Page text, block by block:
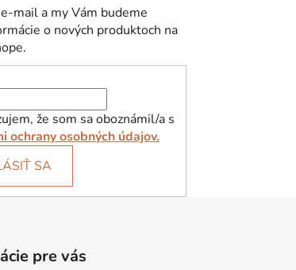
mail a my Vám budeme
o nových produktoch na
že som sa oboznámil/a s
ochrany osobných údajov.
SA
pre vás